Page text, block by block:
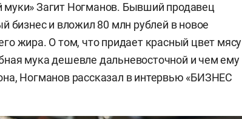
Загит Ногманов. Бывший продавец
бизнес и вложил 80 млн рублей в новое
жира. О том, что придает красный цвет мясу
мука дешевле дальневосточной и чем ему
Ногманов рассказал в интервью «БИЗНЕС